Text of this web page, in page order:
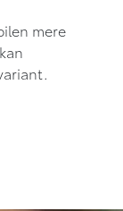
mere